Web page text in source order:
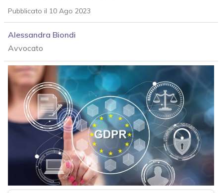
Pubblicato il 10 Ago 2023
Alessandra Biondi
Avvocato